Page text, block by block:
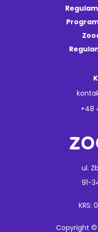
+48
ul.
91-
KRS:
Copyright ©